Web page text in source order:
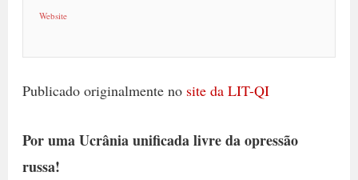
Website
Publicado originalmente no site da LIT-QI
Por uma Ucrânia unificada livre da opressão
russa!